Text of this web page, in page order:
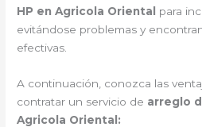
HP en Agricola Oriental para
evitándose problemas y
efectivas.
A continuación, conozca las
contratar un servicio de arreglo
Agricola Oriental: